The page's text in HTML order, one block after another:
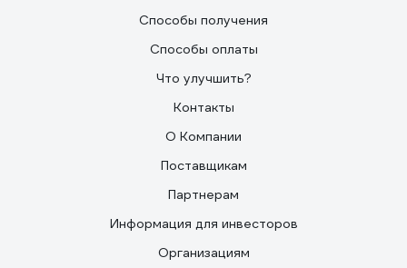
Способы получения
Способы оплаты
Что улучшить?
Контакты
О Компании
Поставщикам
Партнерам
Информация для инвесторов
Организациям